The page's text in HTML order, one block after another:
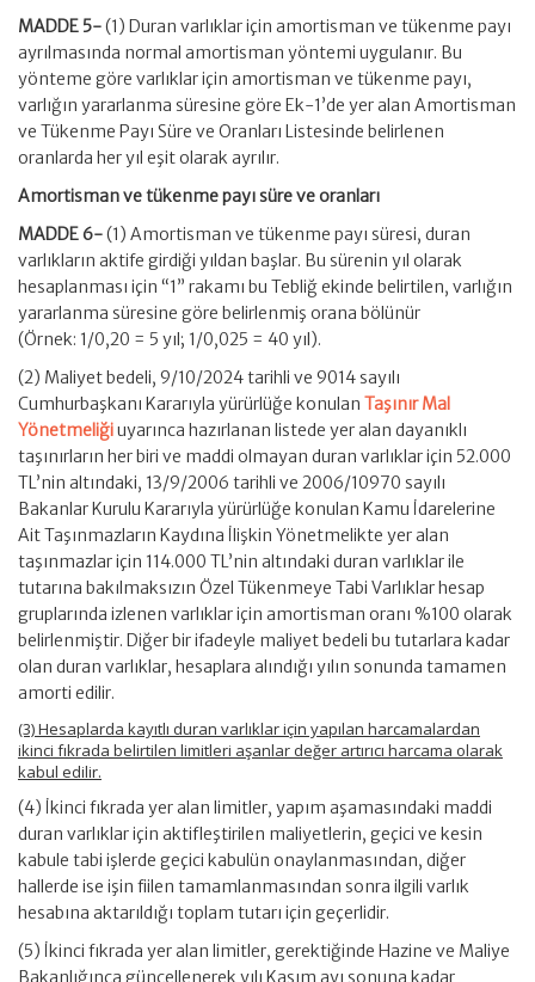
MADDE 5-(1) Duran varlıklar için amortisman ve tükenme payı
ayrılmasında normal amortisman yöntemi uygulanır. Bu
yönteme göre varlıklar için amortisman ve tükenme payı,
varlığın yararlanma süresine göre Ek-1’de yer alan Amortisman
ve Tükenme Payı Süre ve Oranları Listesinde belirlenen
oranlarda her yıl eşit olarak ayrılır.
Amortisman ve tükenme payı süre ve oranları
MADDE 6-(1) Amortisman ve tükenme payı süresi, duran
varlıkların aktife girdiği yıldan başlar. Bu sürenin yıl olarak
hesaplanması için “1” rakamı bu Tebliğ ekinde belirtilen, varlığın
yararlanma süresine göre belirlenmiş orana bölünür
(Örnek: 1/0,20 = 5 yıl; 1/0,025 = 40 yıl).
(2) Maliyet bedeli, 9/10/2024 tarihli ve 9014 sayılı
Cumhurbaşkanı Kararıyla yürürlüğe konulan Taşınır Mal
Yönetmeliğiuyarınca hazırlanan listede yer alan dayanıklı
taşınırların her biri ve maddi olmayan duran varlıklar için 52.000
TL’nin altındaki, 13/9/2006 tarihli ve 2006/10970 sayılı
Bakanlar Kurulu Kararıyla yürürlüğe konulan Kamu İdarelerine
Ait Taşınmazların Kaydına İlişkin Yönetmelikte yer alan
taşınmazlar için 114.000 TL’nin altındaki duran varlıklar ile
tutarına bakılmaksızın Özel Tükenmeye Tabi Varlıklar hesap
gruplarında izlenen varlıklar için amortisman oranı %100 olarak
belirlenmiştir. Diğer bir ifadeyle maliyet bedeli bu tutarlara kadar
olan duran varlıklar, hesaplara alındığı yılın sonunda tamamen
amorti edilir.
(3) Hesaplarda kayıtlı duran varlıklar için yapılan harcamalardan
ikinci fıkrada belirtilen limitleri aşanlar değer artırıcı harcama olarak
kabul edilir.
(4) İkinci fıkrada yer alan limitler, yapım aşamasındaki maddi
duran varlıklar için aktifleştirilen maliyetlerin, geçici ve kesin
kabule tabi işlerde geçici kabulün onaylanmasından, diğer
hallerde ise işin fiilen tamamlanmasından sonra ilgili varlık
hesabına aktarıldığı toplam tutarı için geçerlidir.
(5) İkinci fıkrada yer alan limitler, gerektiğinde Hazine ve Maliye
Bakanlığınca güncellenerek yılı Kasım ayı sonuna kadar